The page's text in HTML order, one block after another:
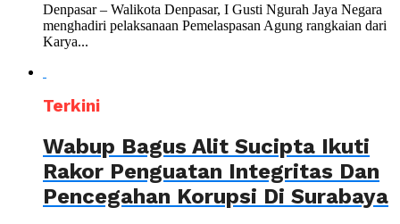
Denpasar – Walikota Denpasar, I Gusti Ngurah Jaya Negara
menghadiri pelaksanaan Pemelaspasan Agung rangkaian dari
Karya...
Terkini
Wabup Bagus Alit Sucipta Ikuti
Rakor Penguatan Integritas Dan
Pencegahan Korupsi Di Surabaya